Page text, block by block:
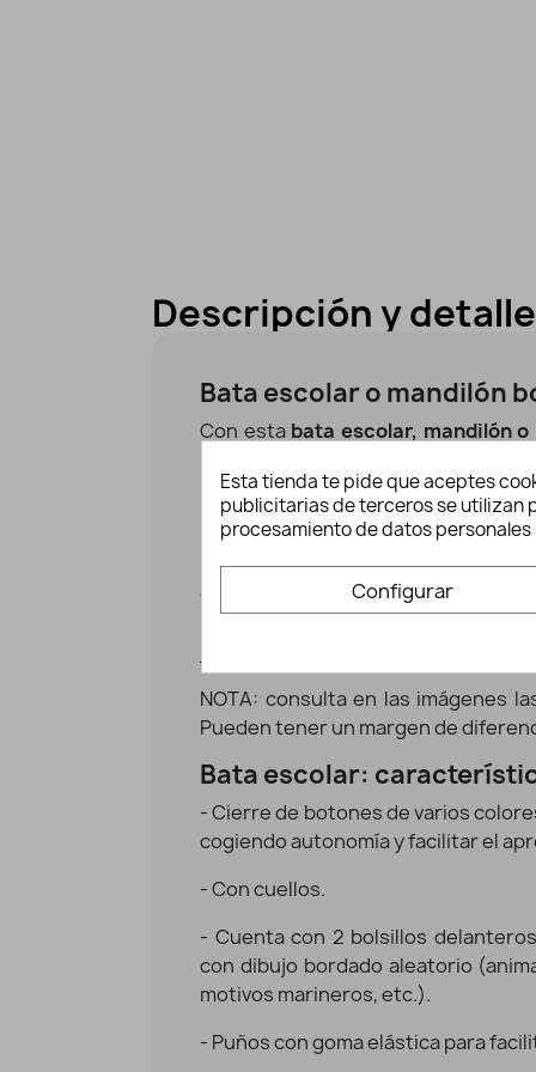
Descripción y
Bata escolar o mandilón
Con esta bata escolar, mandilón
botones de colorido alegre,
modelo de cuadros.
Podrás emplearlos en el jardín
comedores, fiestas infantiles, etc.
para que el artista que lleva
NOTA: consulta en las imágenes
Pueden tener un margen de
Bata escolar:
- Cierre de botones de varios
cogiendo autonomía y facilitar el
- Con cuellos.
- Cuenta con 2 bolsillos
con dibujo bordado aleatorio
motivos marineros, etc.).
- Puños con goma elástica para
Esta tienda te pide que aceptes
publicitarias de terceros se utilizan
procesamiento de datos
Configurar